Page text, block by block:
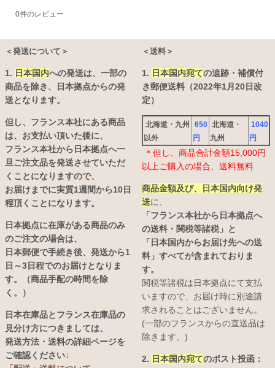
0件のレビュー
＜発送について＞
1. 日本国内への発送は、 一部の
商品を除き、日本拠点からの発
送となります。
但し、フランス本社にある商品
は、お支払い頂いた後に、
フランス本社から日本拠点へ一
旦ご注文品を発送させていただ
くことになりますので、
お届けまでに実質1週間から10日
程頂くことになります。
日本拠点に在庫がある商品のみ
のご注文の場合は、
日本郵便で手続き後、発送から1
日～3日程でのお届けとなりま
す。（商品手配の時間を除
く。）
日本在庫品とフランス在庫品の
見分け方につきましては、
発送方法・送料の詳細ページを
ご確認ください↓
＜送料＞
1. 日本国内宛ての追跡・補償付
き郵便送料（2022年1月20日改
定）
北海道・九州
以外
650
円
北海道・
九州
1040
円
＊但し、商品合計金額15,000円
以上ご購入の場合、送料無料
商品金額及び、日本国内向け発
送に、
「フランス本社から日本拠点へ
の送料・関税等諸税」と
「日本国内からお届け先への送
料」すべてが含まれておりま
す。
関税等諸税は日本拠点にて支払
いますので、お届け時に別途請
求されることはございません。
(一部のフランスからの直送品は
除きます。)
2. 日本国内宛てのポスト投函：